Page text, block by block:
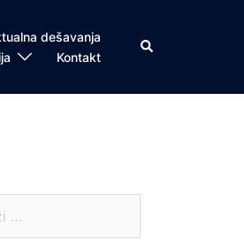
dešavanja
Kontakt
Search